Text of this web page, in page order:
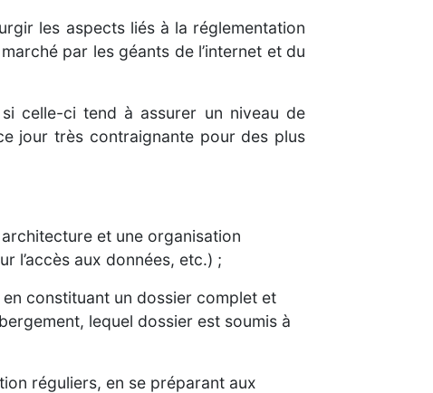
les aspects liés à la réglementation
par les géants de l’internet et du
celle-ci tend à assurer un niveau de
jour très contraignante pour des plus
et une organisation
l’accès aux données, etc.) ;
constituant un dossier complet et
lequel dossier est soumis à
réguliers, en se préparant aux